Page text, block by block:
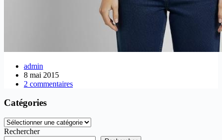
admin
8 mai 2015
2 commentaires
Catégories
Catégories
Rechercher